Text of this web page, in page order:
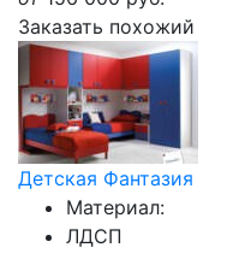
Заказать похожий
Детская Фантазия
Материал:
ЛДСП